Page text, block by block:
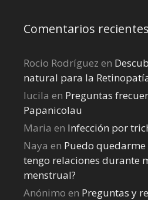
Comentarios recientes
Rocio Rodríguez en
natural para la
lucila en Preguntas
Papanicolau
Maria en Infección por
Naya en Puedo
tengo relaciones durante
menstrual?
Anónimo en Preguntas y